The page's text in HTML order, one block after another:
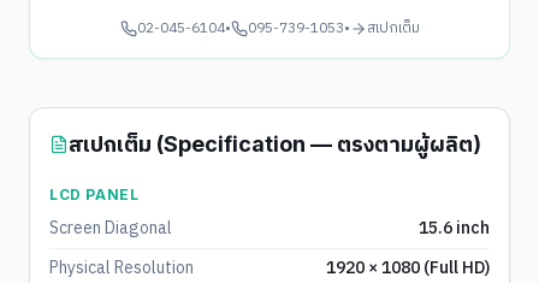
02-045-6104• 095-739-1053• สเปกเต็ม
สเปกเต็ม (Specification — ตรงตามผู้ผลิต)
LCD PANEL
Screen Diagonal
15.6 inch
Physical Resolution
1920 × 1080 (Full HD)